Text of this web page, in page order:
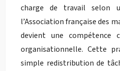
charge de travail selon
l’Association française des
devient une compétence
organisationnelle. Cette
simple redistribution de